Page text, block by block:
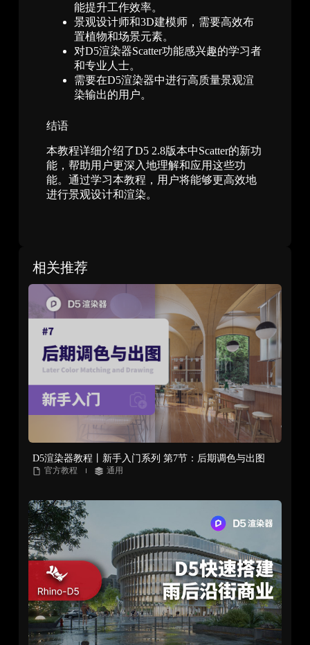
能提升工作效率。
景观设计师和3D建模师，需要高效布
置植物和场景元素。
对D5渲染器Scatter功能感兴趣的学习者
和专业人士。
需要在D5渲染器中进行高质量景观渲
染输出的用户。
结语
本教程详细介绍了D5 2.8版本中Scatter的新功
能，帮助用户更深入地理解和应用这些功
能。通过学习本教程，用户将能够更高效地
进行景观设计和渲染。
相关推荐
D5渲染器教程丨新手入门系列 第7节：后期调色与出图
官方教程 通用